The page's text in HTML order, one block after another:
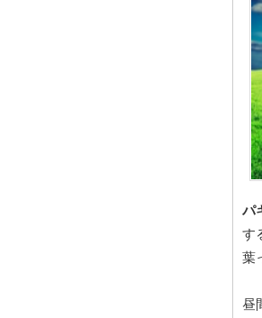
パ
す
葉
昼